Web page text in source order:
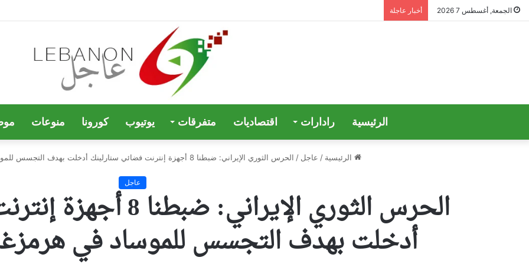
الجمعة, أغسطس 7 2026 أخبار عاجلة
الرئيسية رادارات اقتصاديات متفرقات يوتيوب كورونا منوعات
الرئيسية / عاجل / الحرس الثوري الإيراني: ضبطنا 8 أجهزة إنترنت فضائي ستارلينك أدخلت بهدف التجسس للموساد في هرمزغان جنوبي البلاد
عاجل
الحرس الثوري
أدخلت بهدف التجسس للموساد في